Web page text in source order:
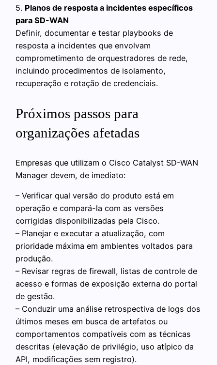
5. Planos de resposta a incidentes específicos
para SD-WAN
Definir, documentar e testar playbooks de
resposta a incidentes que envolvam
comprometimento de orquestradores de rede,
incluindo procedimentos de isolamento,
recuperação e rotação de credenciais.
Próximos passos para
organizações afetadas
Empresas que utilizam o Cisco Catalyst SD-WAN
Manager devem, de imediato:
– Verificar qual versão do produto está em
operação e compará-la com as versões
corrigidas disponibilizadas pela Cisco.
– Planejar e executar a atualização, com
prioridade máxima em ambientes voltados para
produção.
– Revisar regras de firewall, listas de controle de
acesso e formas de exposição externa do portal
de gestão.
– Conduzir uma análise retrospectiva de logs dos
últimos meses em busca de artefatos ou
comportamentos compatíveis com as técnicas
descritas (elevação de privilégio, uso atípico da
API, modificações sem registro).